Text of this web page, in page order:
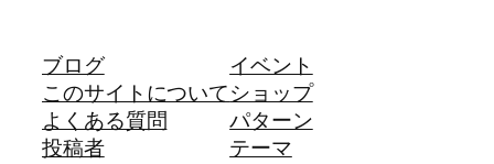
ブログ
このサイトについて
よくある質問
投稿者
イベント
ショップ
パターン
テーマ